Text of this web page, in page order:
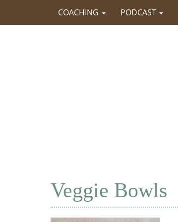
COACHING PODCAST
Veggie Bowls